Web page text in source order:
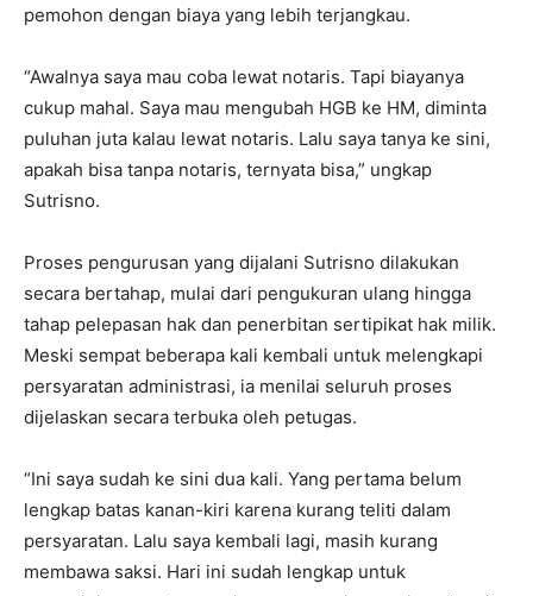
pemohon dengan biaya yang lebih terjangkau.
“Awalnya saya mau coba lewat notaris. Tapi biayanya
cukup mahal. Saya mau mengubah HGB ke HM, diminta
puluhan juta kalau lewat notaris. Lalu saya tanya ke sini,
apakah bisa tanpa notaris, ternyata bisa,” ungkap
Sutrisno.
Proses pengurusan yang dijalani Sutrisno dilakukan
secara bertahap, mulai dari pengukuran ulang hingga
tahap pelepasan hak dan penerbitan sertipikat hak milik.
Meski sempat beberapa kali kembali untuk melengkapi
persyaratan administrasi, ia menilai seluruh proses
dijelaskan secara terbuka oleh petugas.
“Ini saya sudah ke sini dua kali. Yang pertama belum
lengkap batas kanan-kiri karena kurang teliti dalam
persyaratan. Lalu saya kembali lagi, masih kurang
membawa saksi. Hari ini sudah lengkap untuk